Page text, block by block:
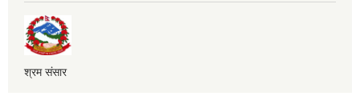
श्रम संसार